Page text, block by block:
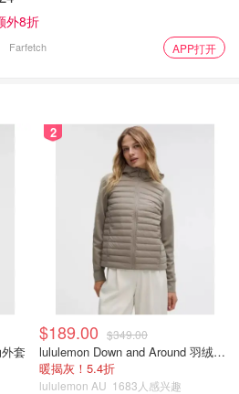
外8折
Farfetch APP打开
套
2
$189.00 $349.00
lululemon Down and Around 羽绒夹克
暖揭灰！5.4折
lululemon AU 1683人感兴趣